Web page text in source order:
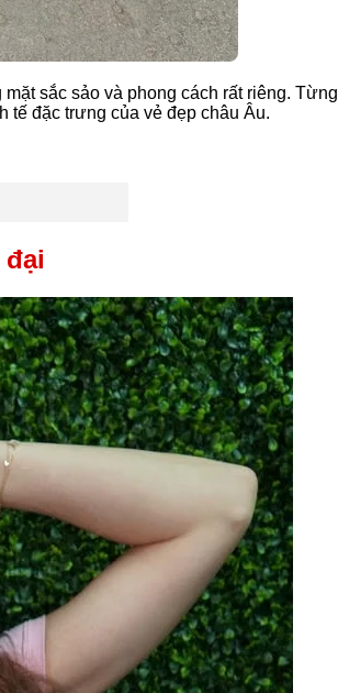
sắc sảo và phong cách rất riêng. Từng
tế đặc trưng của vẻ đẹp châu Âu.